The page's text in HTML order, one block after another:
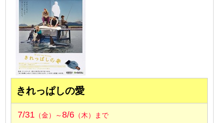
きれっぱしの愛
7/31 （金）～8/6 （木）まで